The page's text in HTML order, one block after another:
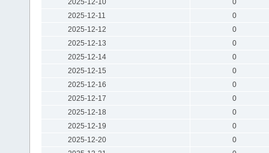
2025-12-10
0
2025-12-11
0
2025-12-12
0
2025-12-13
0
2025-12-14
0
2025-12-15
0
2025-12-16
0
2025-12-17
0
2025-12-18
0
2025-12-19
0
2025-12-20
0